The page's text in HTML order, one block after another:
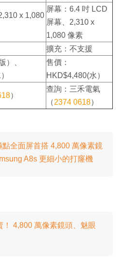
x 1,080
屏幕：6.4 吋 LCD
屏幕、2,310 x
1,080 像素
擴充：不支援
）、
售價：
HKD$4,480(水）
）
查詢：三禾電氣
（2374 0618）
全面屏首搭 4,800 萬像素鏡
A8s 更細小的打窿機
！ 4,800 萬像素鏡頭、魅眼